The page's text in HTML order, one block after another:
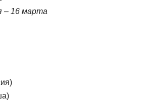
– 16 марта